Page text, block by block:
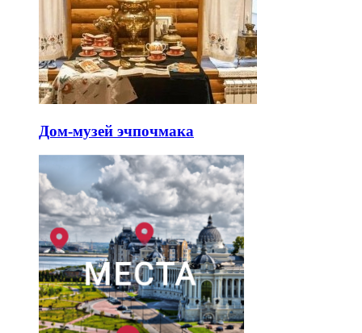
Дом-музей эчпочмака